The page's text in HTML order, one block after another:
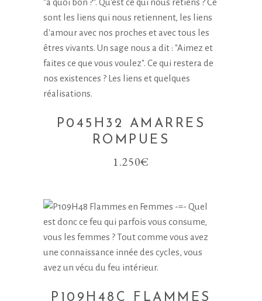
P045H32 AMARRES
ROMPUES
1.250€
P109H48C FLAMMES